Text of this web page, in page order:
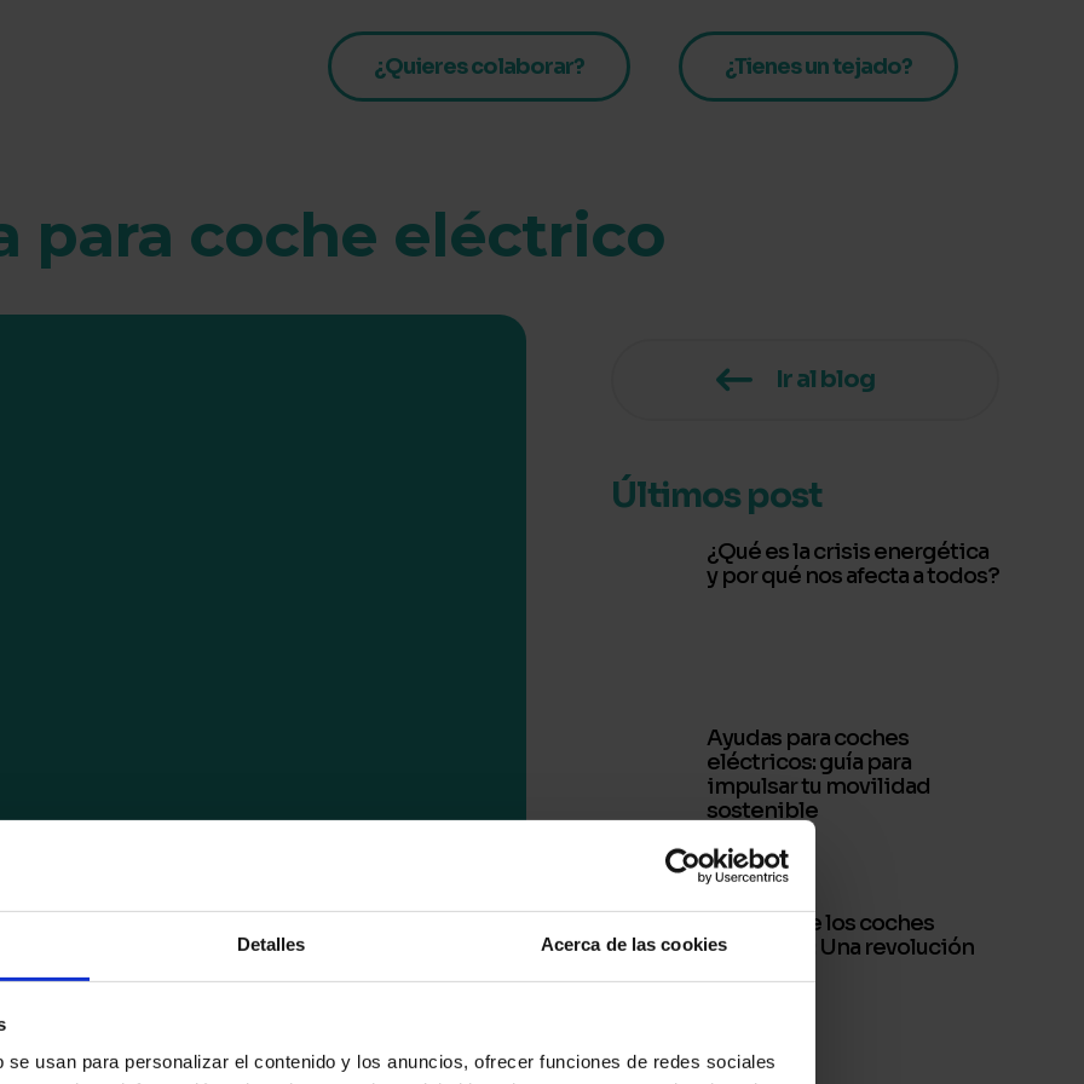
Detalles Acerca de las cookies
usan para personalizar el contenido y los anuncios, ofrecer funciones de redes sociales
¿Quieres colaborar? ¿Tienes un tejado?
para coche eléctrico
tipo doméstico puede ser suficiente para
de este tipo de vehículos, lo cierto es
Ir al blog
Últimos post
¿Qué es la crisis energética
y por qué nos afecta a todos?
Ayudas para coches
eléctricos: guía para
impulsar tu movilidad
sostenible
El futuro de los coches
eléctricos: Una revolución